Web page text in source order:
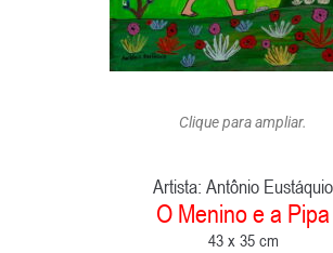
Clique para ampliar.
Artista: Antônio Eustáquio
O Menino e a Pipa
43 x 35 cm